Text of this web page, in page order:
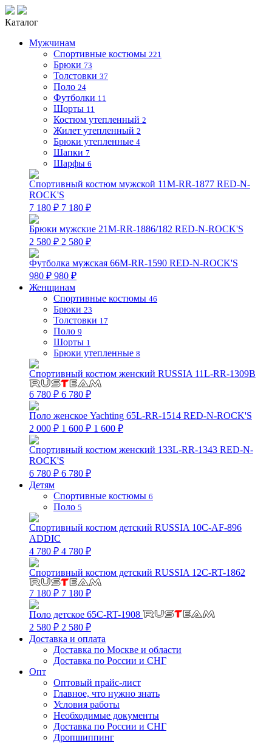
Каталог
Мужчинам
Спортивные костюмы 221
Брюки 73
Толстовки 37
Поло 24
Футболки 11
Шорты 11
Костюм утепленный 2
Жилет утепленный 2
Брюки утепленные 4
Шапки 7
Шарфы 6
Спортивный костюм мужской 11M-RR-1877 RED-N-
ROCK'S
7 180 ₽ 7 180 ₽
Брюки мужские 21M-RR-1886/182 RED-N-ROCK'S
2 580 ₽ 2 580 ₽
Футболка мужская 66M-RR-1590 RED-N-ROCK'S
980 ₽ 980 ₽
Женщинам
Спортивные костюмы 46
Брюки 23
Толстовки 17
Поло 9
Шорты 1
Брюки утепленные 8
Спортивный костюм женский RUSSIA 11L-RR-1309B
6 780 ₽ 6 780 ₽
Поло женское Yachting 65L-RR-1514 RED-N-ROCK'S
2 000 ₽ 1 600 ₽ 1 600 ₽
Спортивный костюм женский 133L-RR-1343 RED-N-
ROCK'S
6 780 ₽ 6 780 ₽
Детям
Спортивные костюмы 6
Поло 5
Спортивный костюм детский RUSSIA 10C-AF-896
ADDIC
4 780 ₽ 4 780 ₽
Спортивный костюм детский RUSSIA 12C-RT-1862
7 180 ₽ 7 180 ₽
Поло детское 65C-RT-1908
2 580 ₽ 2 580 ₽
Доставка и оплата
Доставка по Москве и области
Доставка по России и СНГ
Опт
Оптовый прайс-лист
Главное, что нужно знать
Условия работы
Необходимые документы
Доставка по России и СНГ
Дропшиппинг